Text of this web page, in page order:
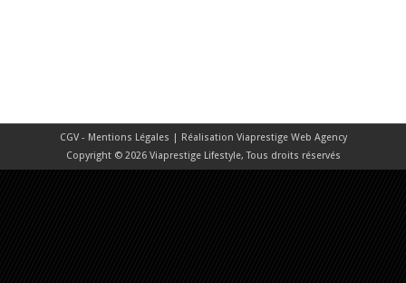
CGV - Mentions Légales | Réalisation Viaprestige Web Agency
Copyright © 2026 Viaprestige Lifestyle, Tous droits réservés